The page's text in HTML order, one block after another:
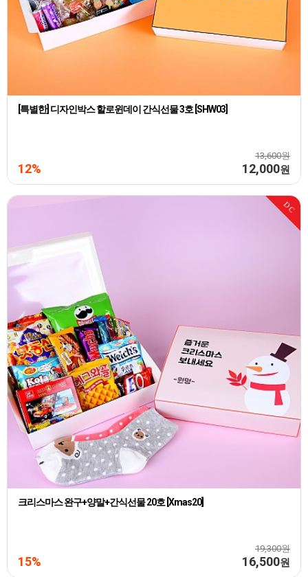
[특별한] 디자인박스 할로윈데이 간식선물 3호 [SHW03]
13,600원
12% 12,000원
DC
크리스마스 완구+양말+간식선물 20호 [Xmas20]
19,300원
15% 16,500원